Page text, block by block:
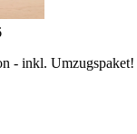
- inkl. Umzugspaket!